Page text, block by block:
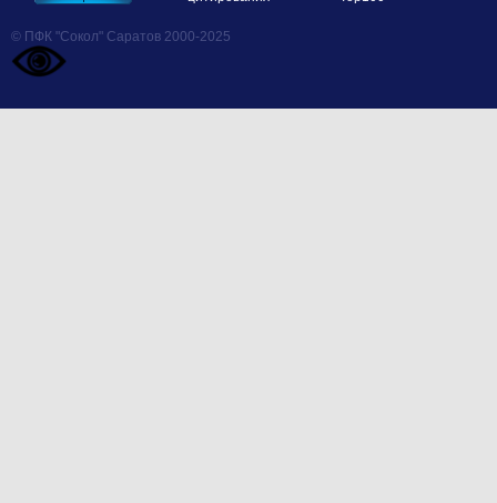
© ПФК "Сокол" Саратов 2000-2025